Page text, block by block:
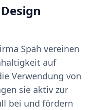
Späh vereinen
auf
Verwendung von
sie aktiv zur
bei und fördern